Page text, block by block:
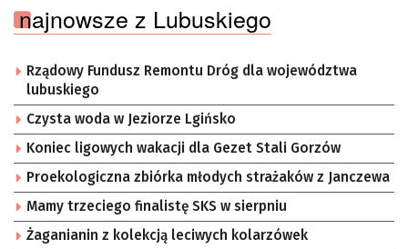
najnowsze z Lubuskiego
Rządowy Fundusz Remontu Dróg dla województwa
lubuskiego
Czysta woda w Jeziorze Lgińsko
Koniec ligowych wakacji dla Gezet Stali Gorzów
Proekologiczna zbiórka młodych strażaków z Janczewa
Mamy trzeciego finalistę SKS w sierpniu
Żaganianin z kolekcją leciwych kolarzówek